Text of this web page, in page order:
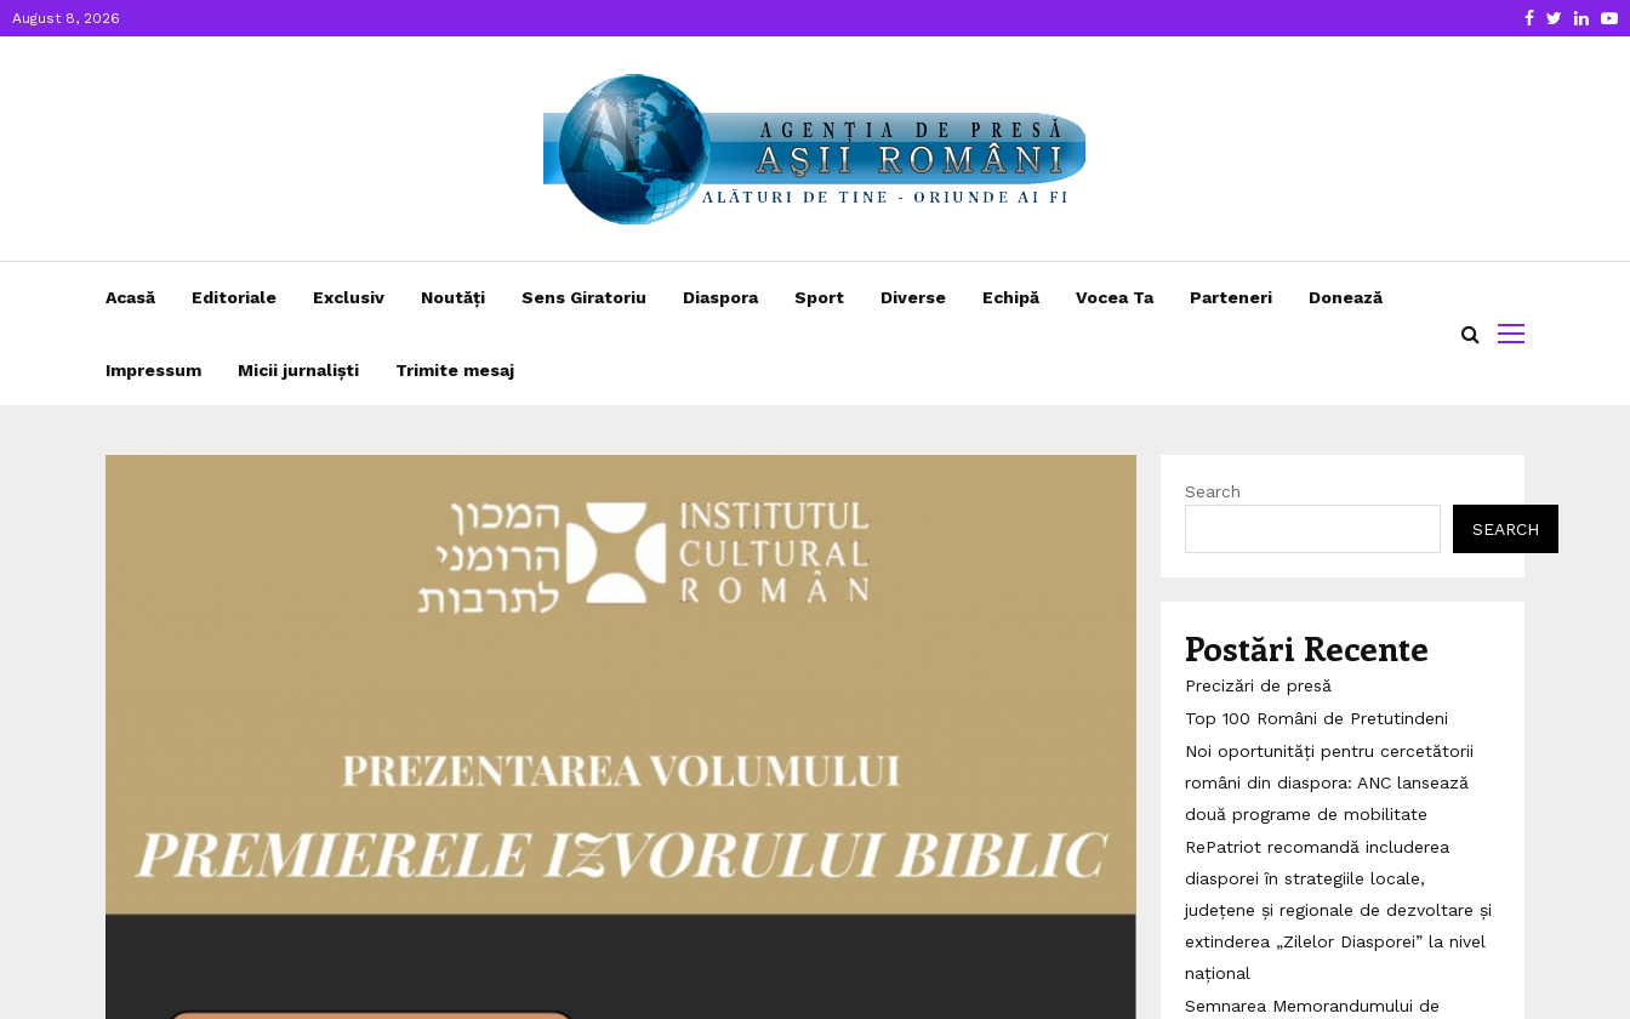
August 8, 2026 Facebook
Twitter
Acasă Editoriale Exclusiv Noutăți Sens Giratoriu Diaspora Sport Diverse Echipă Vocea Ta Parteneri Donează
Impressum Micii jurnaliști Trimite mesaj
Search
SEARCH
Postări Recente
Precizări de presă
Top 100 Români de Pretutindeni
Noi oportunități pentru cercetătorii
români din diaspora: ANC lansează
două programe de mobilitate
RePatriot recomandă includerea
diasporei în strategiile locale,
județene și regionale de dezvoltare și
extinderea „Zilelor Diasporei” la nivel
național
Semnarea Memorandumului de